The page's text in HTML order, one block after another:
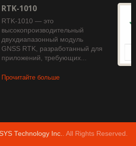
RTK-1010
RTK-1010 — это
высокопроизводительный
двухдиапазонный модуль
GNSS RTK, разработанный для
приложений, требующих...
Прочитайте больше
Technology Inc.. All Rights Reserved.